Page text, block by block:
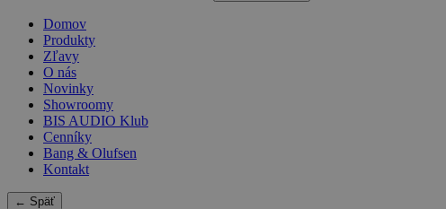
Domov
Produkty
Zľavy
O nás
Novinky
Showroomy
BIS AUDIO Klub
Cenníky
Bang & Olufsen
Kontakt
← Späť